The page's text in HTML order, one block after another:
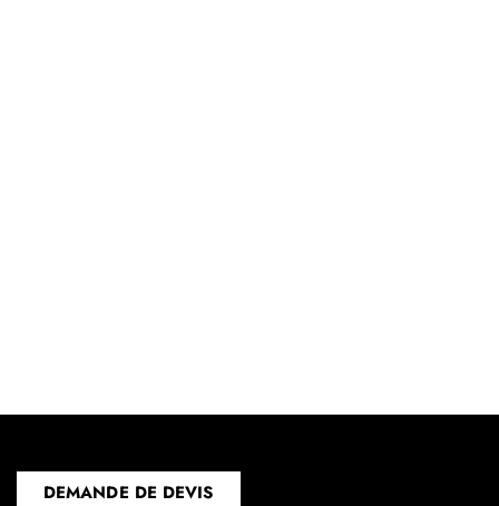
DEMANDE DE DEVIS